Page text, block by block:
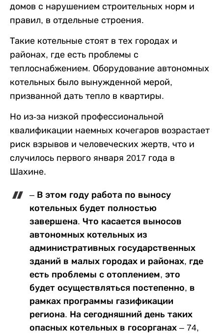
домов с нарушением строительных норм и
правил, в отдельные строения.
Такие котельные стоят в тех городах и
районах, где есть проблемы с
теплоснабжением. Оборудование автономных
котельных было вынужденной мерой,
призванной дать тепло в квартиры.
Но из-за низкой профессиональной
квалификации наемных кочегаров возрастает
риск взрывов и человеческих жертв, что и
случилось первого января 2017 года в
Шахине.
– В этом году работа по выносу
котельных будет полностью
завершена. Что касается выносов
автономных котельных из
административных государственных
зданий в малых городах и районах, где
есть проблемы с отоплением, это
будет осуществляться постепенно, в
рамках программы газификации
региона. На сегодняшний день таких
опасных котельных в госорганах – 74,